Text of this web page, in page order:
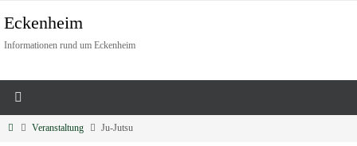
Eckenheim
Informationen rund um Eckenheim
Veranstaltung Ju-Jutsu